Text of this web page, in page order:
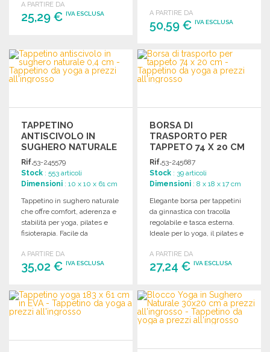
A PARTIRE DA
25,29 € IVA ESCLUSA
Richiedi un preventivo
A PARTIRE DA
50,59 €IVA ESCLUSA
ORDINARE
Richiedi un preventivo
TAPPETINO
ANTISCIVOLO IN
SUGHERO NATURALE
0,4 CM
Rif.53-245579
Stock : 553 articoli
Dimensioni : 10 x 10 x 61 cm
Tappetino in sughero naturale
che offre comfort, aderenza e
stabilità per yoga, pilates e
fisioterapia. Facile da
A PARTIRE DA
35,02 € IVA ESCLUSA
ORDINARE
Richiedi un preventivo
BORSA DI
TRASPORTO PER
TAPPETO 74 X 20 CM
Rif.53-245687
Stock : 39 articoli
Dimensioni : 8 x 18 x 17 cm
Elegante borsa per tappetini
da ginnastica con tracolla
regolabile e tasca esterna.
Ideale per lo yoga, il pilates e
A PARTIRE DA
27,24 €IVA ESCLUSA
ORDINARE
Richiedi un preventivo